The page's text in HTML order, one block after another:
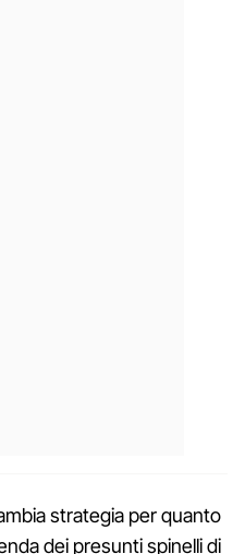
strategia per quanto
dei presunti spinelli di